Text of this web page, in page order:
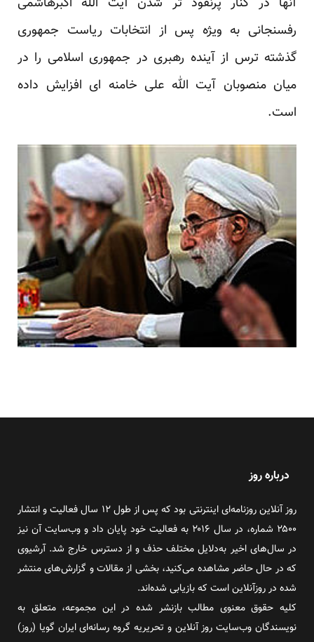
رفسنجانی به ویژه پس از انتخابات ریاست جمهوری
گذشته ترس از آینده رهبری در جمهوری اسلامی را در
میان منصوبان آیت الله علی خامنه ای افزایش داده
است.
درباره روز
روز آنلاین روزنامه‌ای اینترنتی بود که پس از طول ۱۲ سال فعالیت و انتشار
۲۵۰۰ شماره، در سال ۲۰۱۶ به فعالیت خود پایان داد و وب‌سایت آن نیز
در سال‌های اخیر به‌دلایل مختلف حذف و از دسترس خارج شد. آرشیوی
که در حال حاضر مشاهده می‌کنید، بخشی از مقالات و گزارش‌های منتشر
شده در روزآنلاین است که بازیابی شده‌اند.
کلیه حقوق معنوی مطالب بازنشر شده در این مجموعه، متعلق به
نویسندگان وب‌سایت روز آنلاین و تحریریه گروه رسانه‌ای ایران گویا (روز)